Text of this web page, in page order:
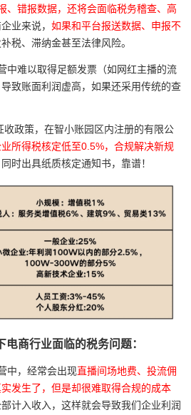
、错报数据，还将会面临税务稽查、高
业来说， 如果和平台报送数据、申报不
税、滞纳金甚至法律风险。
中难以取得足额发票（如网红主播的流
致账面利润虚高，如果还采用传统的查
策，在智小账园区内注册的有限公
所得税核定低至0.5%，合规解决新规
同时出具纸质核定通知书，靠谱！
商行业面临的税务问题：
中，经常会出现直播间场地费、投流佣
发生了，但是却很难取得合规的成本
计入收入，这样就会导致我们企业利润